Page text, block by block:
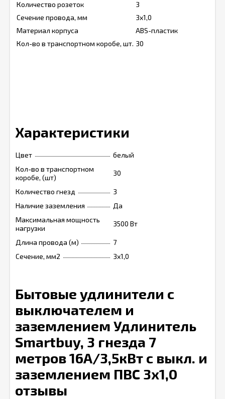
Количество розеток
3
Сечение провода, мм
3x1,0
Материал корпуса
ABS-пластик
Кол-во в транспортном коробе, шт. 30
Характеристики
Цвет
белый
Кол-во в транспортном
коробе, (шт)
30
Количество гнезд
3
Наличие заземления
Да
Максимальная мощность
нагрузки
3500 Вт
Длина провода (м)
7
Сечение, мм2
3x1,0
Бытовые удлинители с
выключателем и
заземлением Удлинитель
Smartbuy, 3 гнезда 7
метров 16А/3,5кВт с выкл. и
заземлением ПВС 3х1,0
отзывы